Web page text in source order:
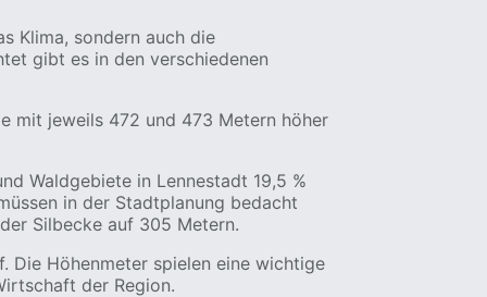
Klima, sondern auch die
gibt es in den verschiedenen
mit jeweils 472 und 473 Metern höher
Waldgebiete in Lennestadt 19,5 %
in der Stadtplanung bedacht
Silbecke auf 305 Metern.
Die Höhenmeter spielen eine wichtige
der Region.